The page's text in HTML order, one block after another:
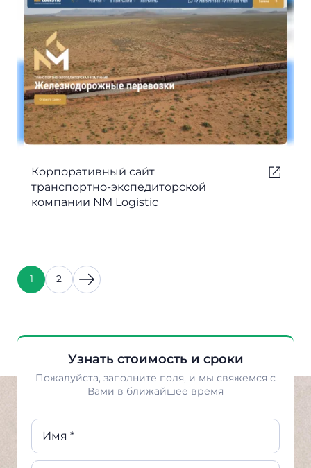
Корпоративный сайт
транспортно-экспедиторской
компании NM Logistic
1 2
Узнать стоимость и сроки
Пожалуйста, заполните поля, и мы свяжемся с
Вами в ближайшее время
Имя *